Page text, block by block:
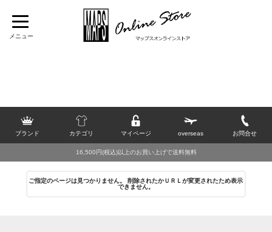
[N] > パンツ
パンツ イージーパンツ
ブランド カテゴリ マイページ overseas お問合せ
16,500円(税込)以上のお買い上げで送料無料
ご指定のページは見つかりません。 削除されたかＵＲＬが変更されたため表示
できません。